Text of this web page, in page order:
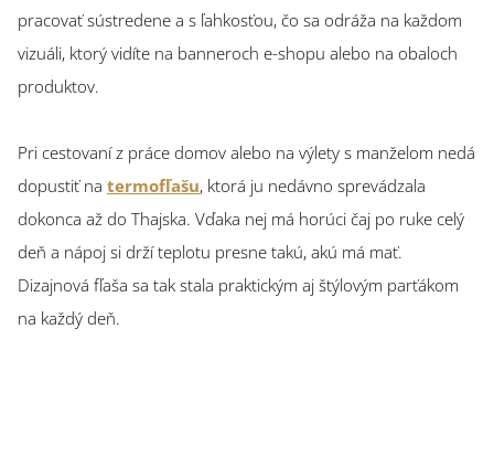
pracovať sústredene a s ľahkosťou, čo sa odráža na každom
vizuáli, ktorý vidíte na banneroch e-shopu alebo na obaloch
produktov.
Pri cestovaní z práce domov alebo na výlety s manželom nedá
dopustiť na termofľašu, ktorá ju nedávno sprevádzala
dokonca až do Thajska. Vďaka nej má horúci čaj po ruke celý
deň a nápoj si drží teplotu presne takú, akú má mať.
Dizajnová fľaša sa tak stala praktickým aj štýlovým parťákom
na každý deň.